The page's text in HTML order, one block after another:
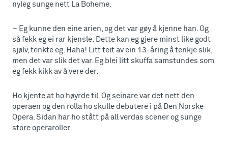
nyleg sunge nett La Boheme.
– Eg kunne den eine arien, og det var gøy å kjenne han. Og
så fekk eg ei rar kjensle: Dette kan eg gjere minst like godt
sjølv, tenkte eg. Haha! Litt teit av ein 13-åring å tenkje slik,
men det var slik det var. Eg blei litt skuffa samstundes som
eg fekk kikk av å vere der.
Ho kjente at ho høyrde til. Og seinare var det nett den
operaen og den rolla ho skulle debutere i på Den Norske
Opera. Sidan har ho stått på all verdas scener og sunge
store operaroller.